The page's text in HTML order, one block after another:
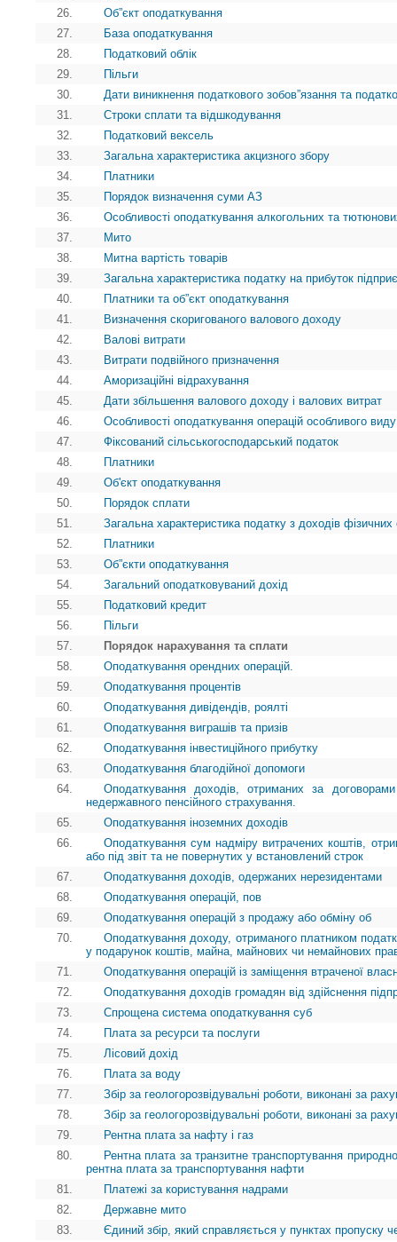
26.
Об”єкт оподаткування
27.
База оподаткування
28.
Податковий облік
29.
Пільги
30.
Дати виникнення податкового зобов”язання та
31.
Строки сплати та відшкодування
32.
Податковий вексель
33.
Загальна характеристика акцизного збору
34.
Платники
35.
Порядок визначення суми АЗ
36.
Особливості оподаткування алкогольних та
37.
Мито
38.
Митна вартість товарів
39.
Загальна характеристика податку на прибуток
40.
Платники та об”єкт оподаткування
41.
Визначення скоригованого валового доходу
42.
Валові витрати
43.
Витрати подвійного призначення
44.
Аморизаційні відрахування
45.
Дати збільшення валового доходу і валових витрат
46.
Особливості оподаткування операцій особливого виду
47.
Фіксований сільськогосподарський податок
48.
Платники
49.
Об'єкт оподаткування
50.
Порядок сплати
51.
Загальна характеристика податку з доходів фізичних
52.
Платники
53.
Об”єкти оподаткування
54.
Загальний оподатковуваний дохід
55.
Податковий кредит
56.
Пільги
57.
Порядок нарахування та сплати
58.
Оподаткування орендних операцій.
59.
Оподаткування процентів
60.
Оподаткування дивідендів, роялті
61.
Оподаткування виграшів та призів
62.
Оподаткування інвестиційного прибутку
63.
Оподаткування благодійної допомоги
64.
Оподаткування доходів, отриманих за
недержавного пенсійного страхування.
65.
Оподаткування іноземних доходів
66.
Оподаткування сум надміру витрачених коштів,
або під звіт та не повернутих у встановлений строк
67.
Оподаткування доходів, одержаних нерезидентами
68.
Оподаткування операцій, пов
69.
Оподаткування операцій з продажу або обміну об
70.
Оподаткування доходу, отриманого платником
у подарунок коштів, майна, майнових чи немайнових
71.
Оподаткування операцій із заміщення втраченої
72.
Оподаткування доходів громадян від здійснення
73.
Спрощена система оподаткування суб
74.
Плата за ресурси та послуги
75.
Лісовий дохід
76.
Плата за воду
77.
Збір за геологорозвідувальні роботи, виконані за
78.
Збір за геологорозвідувальні роботи, виконані за
79.
Рентна плата за нафту і газ
80.
Рентна плата за транзитне транспортування
рентна плата за транспортування нафти
81.
Платежі за користування надрами
82.
Державне мито
83.
Єдиний збір, який справляється у пунктах пропуску